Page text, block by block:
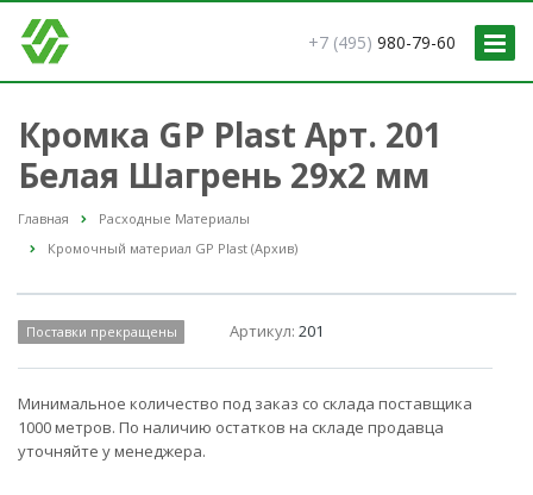
+7 (495) 980-79-60
Кромка GP Plast Арт. 201
Белая Шагрень 29x2 мм
Главная
Расходные Материалы
Кромочный материал GP Plast (Архив)
Поставки прекращены Артикул:201
Минимальное количество под заказ со склада поставщика
1000 метров. По наличию остатков на складе продавца
уточняйте у менеджера.